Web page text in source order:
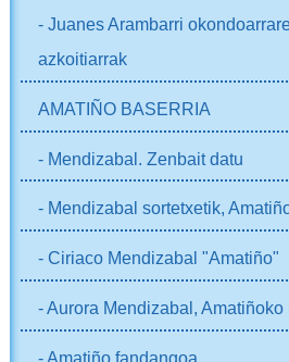
- Juanes Arambarri
azkoitiarrak
AMATIÑO BASERRIA
- Mendizabal. Zenbait datu
- Mendizabal sortetxetik,
- Ciriaco Mendizabal "Amatiño"
- Aurora Mendizabal, Amatiñoko
- Amatiño fandangoa